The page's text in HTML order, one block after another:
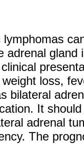
lymphomas
adrenal
loss,
bilateral
It
adrenal
The